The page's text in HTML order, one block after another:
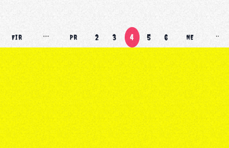
FIR PR 2 3 4 5 6 NE